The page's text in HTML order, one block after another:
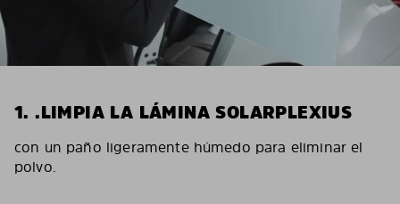
1. .LIMPIA LA LÁMINA SOLARPLEXIUS
con un paño ligeramente húmedo para eliminar el
polvo.